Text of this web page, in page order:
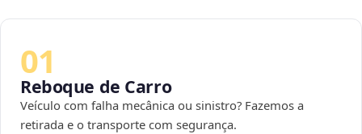
01
Reboque de Carro
Veículo com falha mecânica ou sinistro? Fazemos a
retirada e o transporte com segurança.